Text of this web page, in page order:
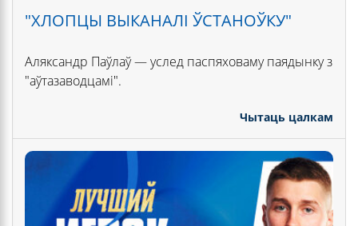
"ХЛОПЦЫ ВЫКАНАЛІ ЎСТАНОЎКУ"
Аляксандр Паўлаў — услед паспяховаму паядынку з
"аўтазаводцамі".
Чытаць цалкам